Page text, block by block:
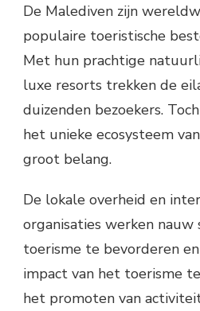
De Malediven zijn
populaire toeristische
Met hun prachtige
luxe resorts trekken de
duizenden bezoekers.
het unieke ecosysteem
groot belang.
De lokale overheid en
organisaties werken nauw
toerisme te bevorderen
impact van het toerisme
het promoten van